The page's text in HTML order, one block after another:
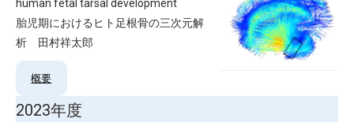
human fetal tarsal development
胎児期におけるヒト足根骨の三次元解
析 田村祥太郎
概要
2023年度